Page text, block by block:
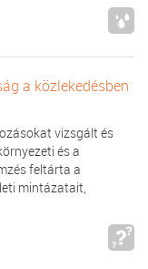
a közlekedésben
vizsgált és
és a
feltárta a
mintázatait,